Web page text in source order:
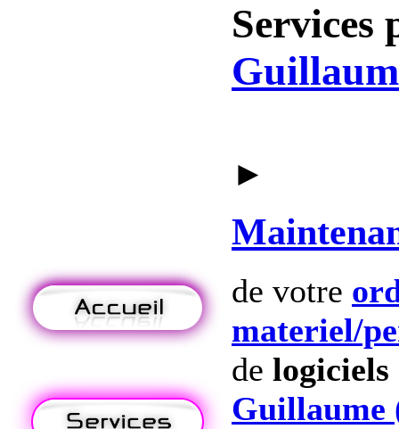
Services
►
de votre
materiel/
de logiciels
Guillaume